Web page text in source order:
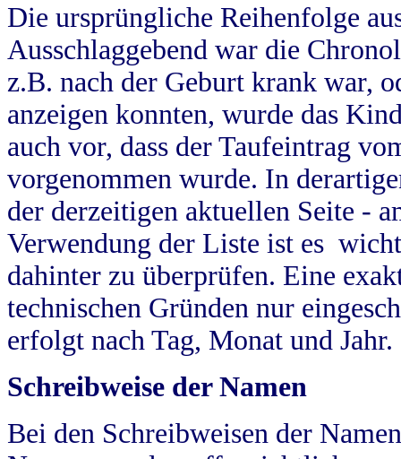
Die ursprüngliche Reihenfolge
Ausschlaggebend war die
z.B. nach der Geburt krank war,
anzeigen konnten, wurde das
auch vor, dass der Taufeintrag
vorgenommen wurde. In
der derzeitigen aktuellen Seite -
Verwendung der Liste ist es
dahinter zu überprüfen. Eine
technischen Gründen nur
erfolgt nach Tag, Monat und Jahr.
Schreibweise der Namen
Bei den Schreibweisen der